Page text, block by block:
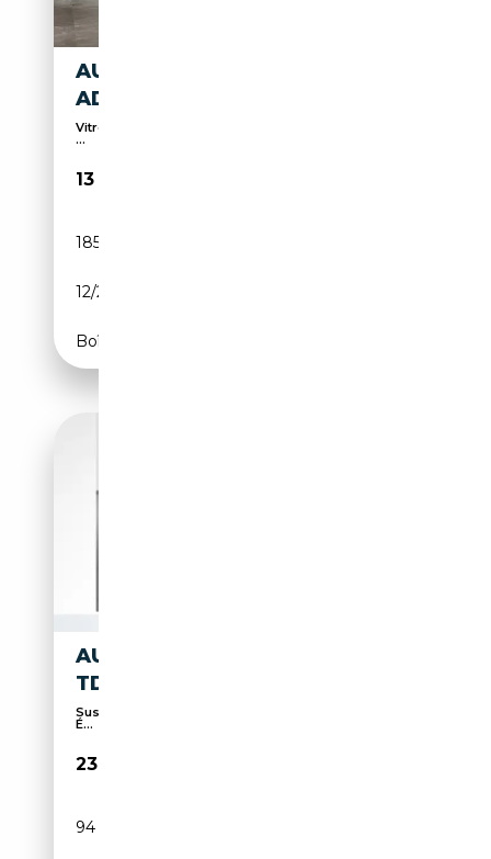
AUDI A4 AVANT 30 TDI
ADVANCED *LED*NAVI*
Vitres teintées, Éclairage d'ambiance, Système de
...
13 799€
185 516 km
12/2021
Boîte automatique
AUDI A4 LIMOUSINE S LINE 35
TDI S TRONIC NAVI PDC SHZ
Suspension sport, Pack Sport, Sièges sport, MP3,
É...
23 980€
94 438 km